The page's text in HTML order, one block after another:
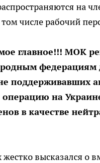
на
числе рабочий
главное!!! МОК
федерациям
поддерживавших
на
в качестве
жестко высказался о